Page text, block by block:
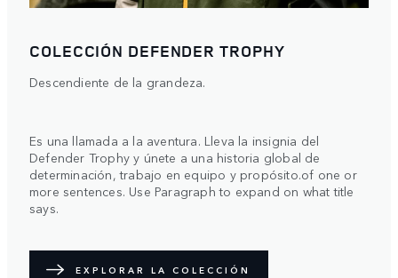
COLECCIÓN DEFENDER TROPHY
Descendiente de la grandeza.
Es una llamada a la aventura. Lleva la insignia del
Defender Trophy y únete a una historia global de
determinación, trabajo en equipo y propósito.of one or
more sentences. Use Paragraph to expand on what title
says.
EXPLORAR LA COLECCIÓN